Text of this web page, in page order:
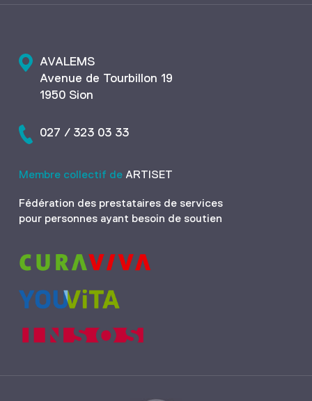
AVALEMS
Avenue de Tourbillon 19
1950 Sion
027 / 323 03 33
Membre collectif deARTISET
Fédération des prestataires de services
pour personnes ayant besoin de soutien